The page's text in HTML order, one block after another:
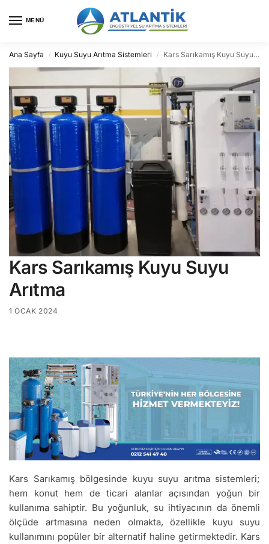
MENÜ
Ana Sayfa / Kuyu Suyu Arıtma Sistemleri / Kars Sarıkamış Kuyu Suyu Arıtma
Kars Sarıkamış Kuyu Suyu
Arıtma
1 OCAK 2024
Kars Sarıkamış bölgesinde kuyu suyu arıtma sistemleri;
hem konut hem de ticari alanlar açısından yoğun bir
kullanıma sahiptir. Bu yoğunluk, su ihtiyacının da önemli
ölçüde artmasına neden olmakta, özellikle kuyu suyu
kullanımını popüler bir alternatif haline getirmektedir. Kars